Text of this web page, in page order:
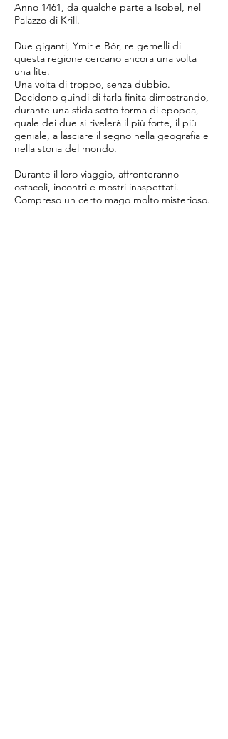
Anno 1461, da qualche parte a Isobel, nel
Palazzo di Krill.
Due giganti, Ymir e Bôr, re gemelli di
questa regione cercano ancora una volta
una lite.
Una volta di troppo, senza dubbio.
Decidono quindi di farla finita dimostrando,
durante una sfida sotto forma di epopea,
quale dei due si rivelerà il più forte, il più
geniale, a lasciare il segno nella geografia e
nella storia del mondo.
Durante il loro viaggio, affronteranno
ostacoli, incontri e mostri inaspettati.
Compreso un certo mago molto misterioso.